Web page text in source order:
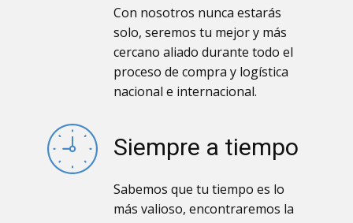
Con nosotros nunca estarás
solo, seremos tu mejor y más
cercano aliado durante todo el
proceso de compra y logística
nacional e internacional.
Siempre a tiempo
Sabemos que tu tiempo es lo
más valioso, encontraremos la